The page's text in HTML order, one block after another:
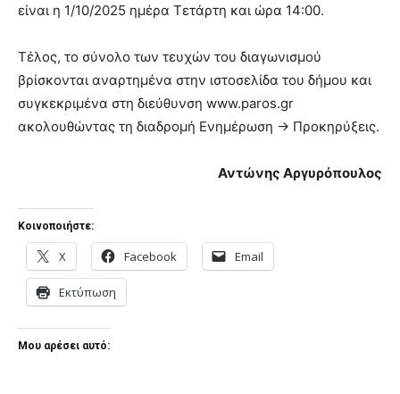
είναι η 1/10/2025 ημέρα Τετάρτη και ώρα 14:00.
Τέλος, το σύνολο των τευχών του διαγωνισμού
βρίσκονται αναρτημένα στην ιστοσελίδα του δήμου και
συγκεκριμένα στη διεύθυνση www.paros.gr
ακολουθώντας τη διαδρομή Ενημέρωση → Προκηρύξεις.
Αντώνης Αργυρόπουλος
Κοινοποιήστε:
X Facebook Email
Εκτύπωση
Μου αρέσει αυτό: